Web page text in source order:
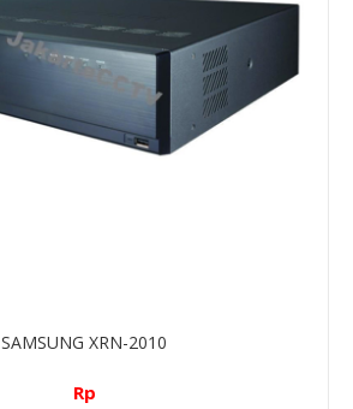
SAMSUNG XRN-2010
Rp